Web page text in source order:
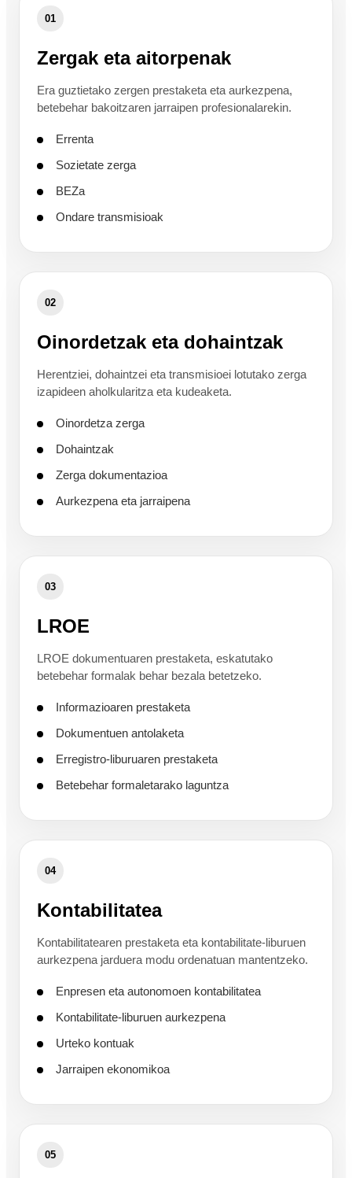
01
Zergak eta aitorpenak
Era guztietako zergen prestaketa eta aurkezpena,
betebehar bakoitzaren jarraipen profesionalarekin.
Errenta
Sozietate zerga
BEZa
Ondare transmisioak
02
Oinordetzak eta dohaintzak
Herentziei, dohaintzei eta transmisioei lotutako zerga
izapideen aholkularitza eta kudeaketa.
Oinordetza zerga
Dohaintzak
Zerga dokumentazioa
Aurkezpena eta jarraipena
03
LROE
LROE dokumentuaren prestaketa, eskatutako
betebehar formalak behar bezala betetzeko.
Informazioaren prestaketa
Dokumentuen antolaketa
Erregistro-liburuaren prestaketa
Betebehar formaletarako laguntza
04
Kontabilitatea
Kontabilitatearen prestaketa eta kontabilitate-liburuen
aurkezpena jarduera modu ordenatuan mantentzeko.
Enpresen eta autonomoen kontabilitatea
Kontabilitate-liburuen aurkezpena
Urteko kontuak
Jarraipen ekonomikoa
05